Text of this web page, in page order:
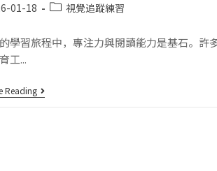
01-18 視覺追蹤練習
學習旅程中，專注力與閱讀能力是基石。許
工...
Reading